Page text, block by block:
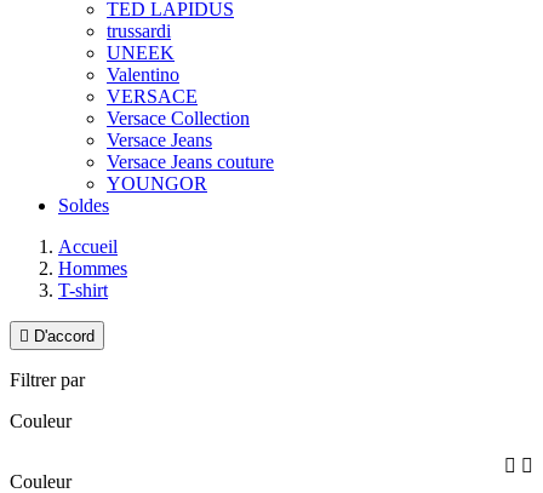
TED LAPIDUS
trussardi
UNEEK
Valentino
VERSACE
Versace Collection
Versace Jeans
Versace Jeans couture
YOUNGOR
Soldes
Accueil
Hommes
T-shirt
 D'accord
Filtrer par
Couleur
Couleur
 